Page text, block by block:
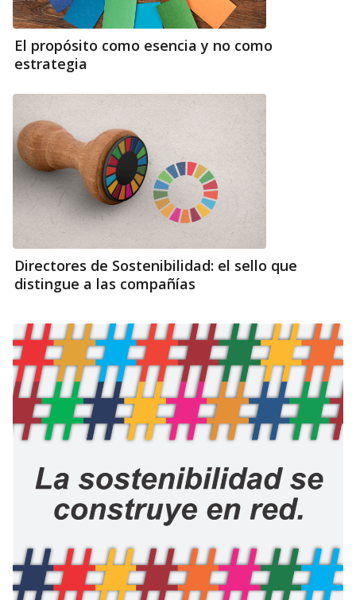
El propósito como esencia y no como
estrategia
Directores de Sostenibilidad: el sello que
distingue a las compañías